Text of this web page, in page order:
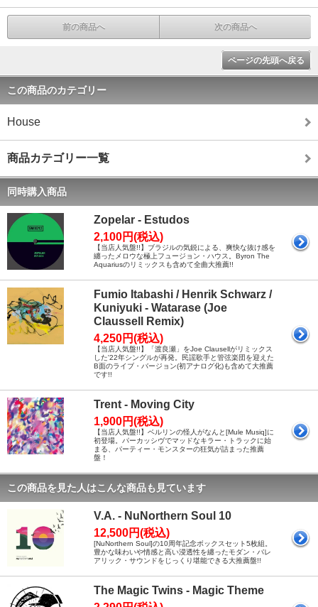
前の商品へ 次の商品へ
ページの先頭へ戻る
この商品のカテゴリー
House
商品カテゴリー一覧
同時購入商品
Zopelar - Estudos
2,100円(税込)
【当店人気盤!!】ブラジルの気鋭による、爽快な抜け感を
纏ったメロウな極上フュージョン・ハウス。Byron The
Aquariusのリミックスも含めて全曲大推薦!!
Fumio Itabashi / Henrik Schwarz /
Kuniyuki - Watarase (Joe
Claussell Remix)
4,250円(税込)
【当店人気盤!!】「渡良瀬」をJoe Clausellがリミックス
した'22年シングルが再発。民謡歌手と管弦楽団を迎えた
B面のライブ・バージョン(初アナログ化)も含めて大推薦
です!!
Trent - Moving City
1,900円(税込)
【当店人気盤!!】ベルリンの怪人がなんと[Mule Musiq]に
初登場。パーカッシヴでマッドなキラー・トラックに始
まる、パーティー・モンスターの狂気が詰まった推薦
盤！
この商品を見た人はこんな商品も見ています
V.A. - NuNorthern Soul 10
12,500円(税込)
[NuNorthern Soul]の10周年記念ボックスセット5枚組。
豊かな味わいや情感と高い浸透性を纏ったモダン・バレ
アリック・サウンドをじっくり堪能できる大推薦盤!!
The Magic Twins - Magic Theme